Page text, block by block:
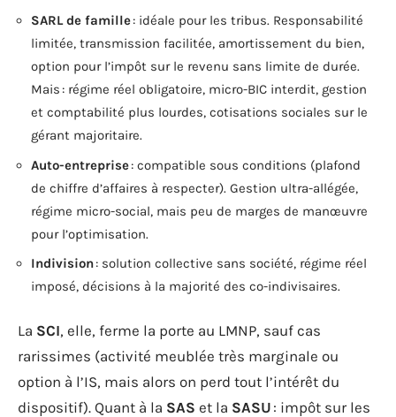
SARL de famille: idéale pour les tribus. Responsabilité
limitée, transmission facilitée, amortissement du bien,
option pour l’impôt sur le revenu sans limite de durée.
Mais : régime réel obligatoire, micro-BIC interdit, gestion
et comptabilité plus lourdes, cotisations sociales sur le
gérant majoritaire.
Auto-entreprise: compatible sous conditions (plafond
de chiffre d’affaires à respecter). Gestion ultra-allégée,
régime micro-social, mais peu de marges de manœuvre
pour l’optimisation.
Indivision: solution collective sans société, régime réel
imposé, décisions à la majorité des co-indivisaires.
La SCI, elle, ferme la porte au LMNP, sauf cas
rarissimes (activité meublée très marginale ou
option à l’IS, mais alors on perd tout l’intérêt du
dispositif). Quant à la SAS et la SASU : impôt sur les